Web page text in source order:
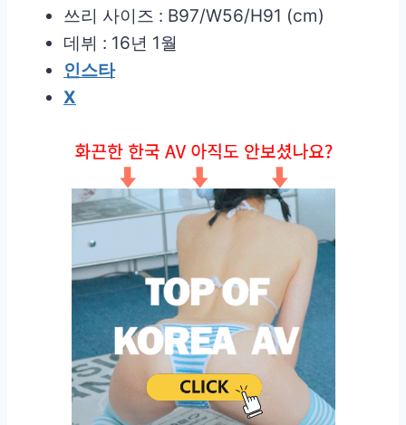
쓰리 사이즈 : B97/W56/H91 (cm)
데뷔 : 16년 1월
인스타
X